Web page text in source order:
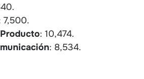
7,500.
: 10,474.
: 8,534.